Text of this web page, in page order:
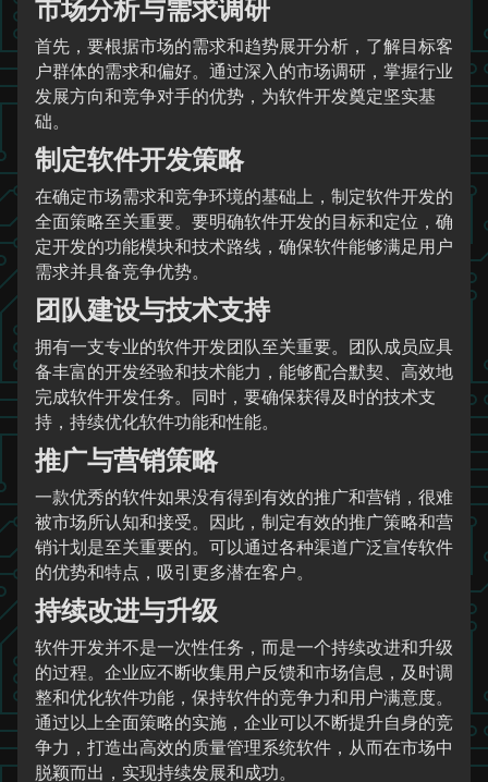
市场分析与需求调研
首先，要根据市场的需求和趋势展开分析，了解目标客
户群体的需求和偏好。通过深入的市场调研，掌握行业
发展方向和竞争对手的优势，为软件开发奠定坚实基
础。
制定软件开发策略
在确定市场需求和竞争环境的基础上，制定软件开发的
全面策略至关重要。要明确软件开发的目标和定位，确
定开发的功能模块和技术路线，确保软件能够满足用户
需求并具备竞争优势。
团队建设与技术支持
拥有一支专业的软件开发团队至关重要。团队成员应具
备丰富的开发经验和技术能力，能够配合默契、高效地
完成软件开发任务。同时，要确保获得及时的技术支
持，持续优化软件功能和性能。
推广与营销策略
一款优秀的软件如果没有得到有效的推广和营销，很难
被市场所认知和接受。因此，制定有效的推广策略和营
销计划是至关重要的。可以通过各种渠道广泛宣传软件
的优势和特点，吸引更多潜在客户。
持续改进与升级
软件开发并不是一次性任务，而是一个持续改进和升级
的过程。企业应不断收集用户反馈和市场信息，及时调
整和优化软件功能，保持软件的竞争力和用户满意度。
通过以上全面策略的实施，企业可以不断提升自身的竞
争力，打造出高效的质量管理系统软件，从而在市场中
脱颖而出，实现持续发展和成功。